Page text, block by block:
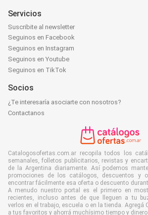
Servicios
Suscribite al newsletter
Seguinos en Facebook
Seguinos en Instagram
Seguinos en Youtube
Seguinos en TikTok
Socios
¿Te interesaría asociarte con nosotros?
Contactanos
Catalogosofertas.com.ar recopila todos los
semanales, folletos publicitarios, revistas y
de la Argentina diariamente. Así podemos
promociones de los catálogos, descuentos y
encontrar fácilmente esa oferta o descuento
A menudo nuestro portal es el primero en
recientes, incluso antes de que lleguen a tu
verlos en el trabajo, escuela o en la tienda.
a tus favoritos y ahorrá muchísimo tiempo y